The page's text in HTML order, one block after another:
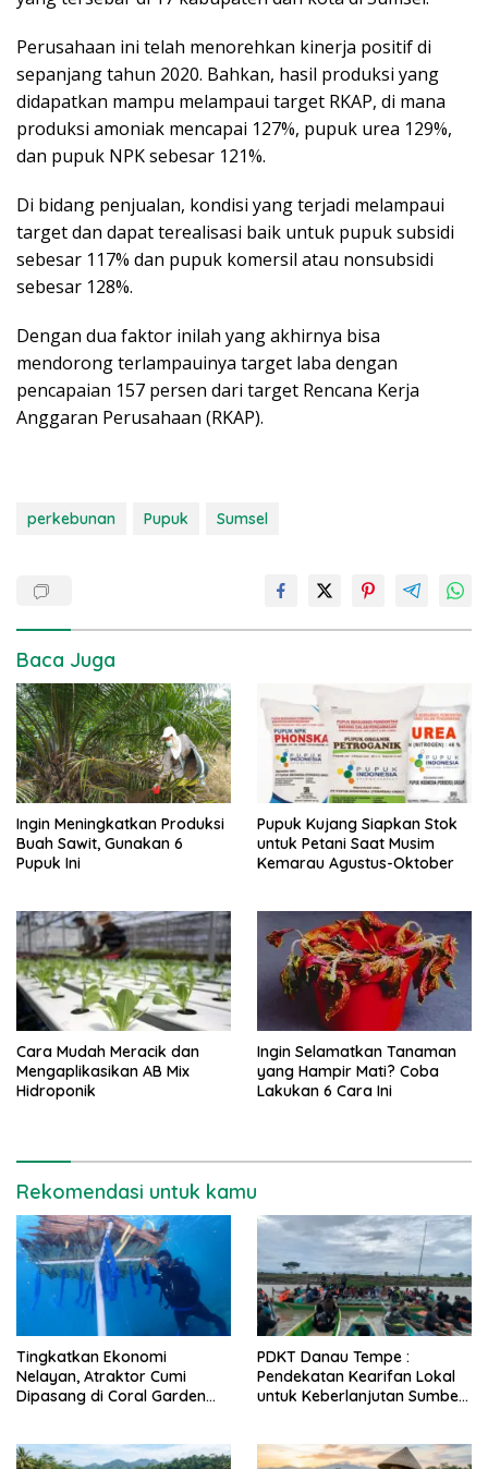
Perusahaan ini telah menorehkan kinerja positif di
sepanjang tahun 2020. Bahkan, hasil produksi yang
didapatkan mampu melampaui target RKAP, di mana
produksi amoniak mencapai 127%, pupuk urea 129%,
dan pupuk NPK sebesar 121%.
Di bidang penjualan, kondisi yang terjadi melampaui
target dan dapat terealisasi baik untuk pupuk subsidi
sebesar 117% dan pupuk komersil atau nonsubsidi
sebesar 128%.
Dengan dua faktor inilah yang akhirnya bisa
mendorong terlampauinya target laba dengan
pencapaian 157 persen dari target Rencana Kerja
Anggaran Perusahaan (RKAP).
perkebunan Pupuk Sumsel
Baca Juga
Ingin Meningkatkan Produksi
Buah Sawit, Gunakan 6
Pupuk Ini
Pupuk Kujang Siapkan Stok
untuk Petani Saat Musim
Kemarau Agustus-Oktober
Cara Mudah Meracik dan
Mengaplikasikan AB Mix
Hidroponik
Ingin Selamatkan Tanaman
yang Hampir Mati? Coba
Lakukan 6 Cara Ini
Rekomendasi untuk kamu
Tingkatkan Ekonomi
Nelayan, Atraktor Cumi
Dipasang di Coral Garden
PDKT Danau Tempe :
Pendekatan Kearifan Lokal
untuk Keberlanjutan Sumber